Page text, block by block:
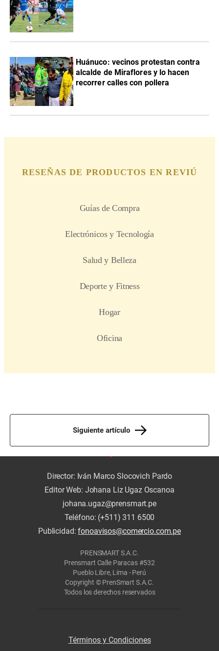
Huánuco: vecinos protestan contra
alcalde de Miraflores y lo hacen
recorrer calles con pollera
Siguiente artículo
Director: Iván Marco Slocovich Pardo
Editor Web: Johana Liz Ugaz Oscanoa
johana.ugaz@prensmart.pe
Teléfono: (+511) 311 6500
Publicidad:fonoavisos@comercio.com.pe
PRENSMART S.A.C.
Prensmart Calle Paracas #532
Pueblo Libre, Lima - Perú
Copyright © PrenSmart S.A.C.
Todos los derechos reservados
Términos y Condiciones